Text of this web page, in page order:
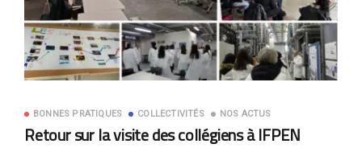
BONNES PRATIQUES COLLECTIVITÉS NOS ACTUS
Retour sur la visite des collégiens à IFPEN